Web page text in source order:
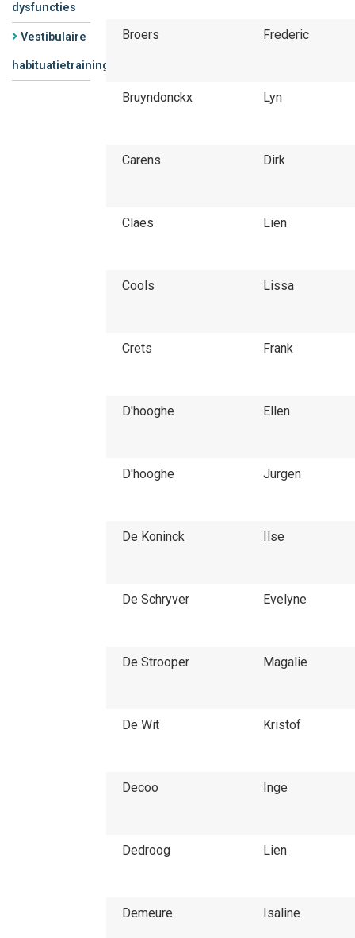
dysfuncties
Vestibulaire
habituatietraining
Broers Frederic
Bruyndonckx Lyn
Carens Dirk
Claes Lien
Cools Lissa
Crets Frank
D'hooghe Ellen
D'hooghe Jurgen
De Koninck Ilse
De Schryver Evelyne
De Strooper Magalie
De Wit Kristof
Decoo Inge
Dedroog Lien
Demeure Isaline